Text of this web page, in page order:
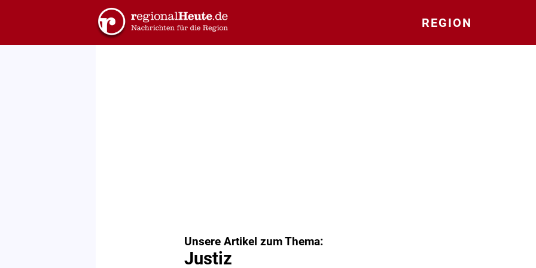
REGION
Unsere Artikel zum Thema:
Justiz